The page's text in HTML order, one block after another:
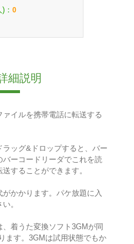
)： 0
細説明
イルを携帯電話に転送する
ッグ&ドロップすると、バー
ーコードリーダでこれを読
することができます。
かかります。パケ放題に入
。
着うた変換ソフト3GMが同
ます。3GMは試用状態でもか